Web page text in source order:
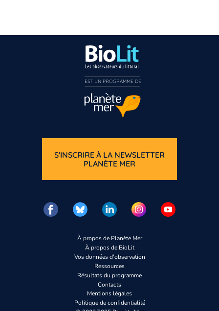
À propos de Planète Mer
À propos de BioLit
Vos données d'observation
Ressources
Résultats du programme
Contacts
Mentions légales
Politique de confidentialité
S'INSCRIRE À LA NEWSLETTER
PLANÈTE MER